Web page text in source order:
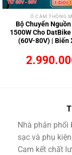
Ổ CẮM THÔNG
Bộ Chuyển
1500W Cho
(60V-80V) | Biến
Nhà phân
sạc và phụ
Cam kết chất